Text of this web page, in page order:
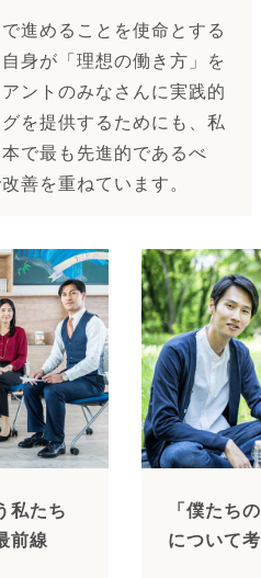
進めることを使命とする
身が「理想の働き方」を
ントのみなさんに実践的
を提供するためにも、私
で最も先進的であるべ
善を重ねています。
私たち
前線
「僕たち
について